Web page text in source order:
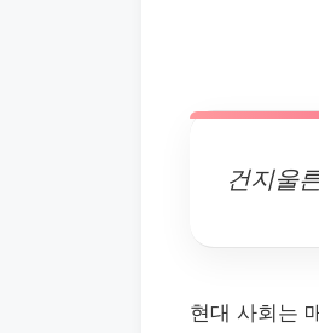
건지울
현대 사회는